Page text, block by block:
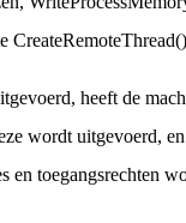
heeft de
wordt uitgevoerd,
en toegangsrechten